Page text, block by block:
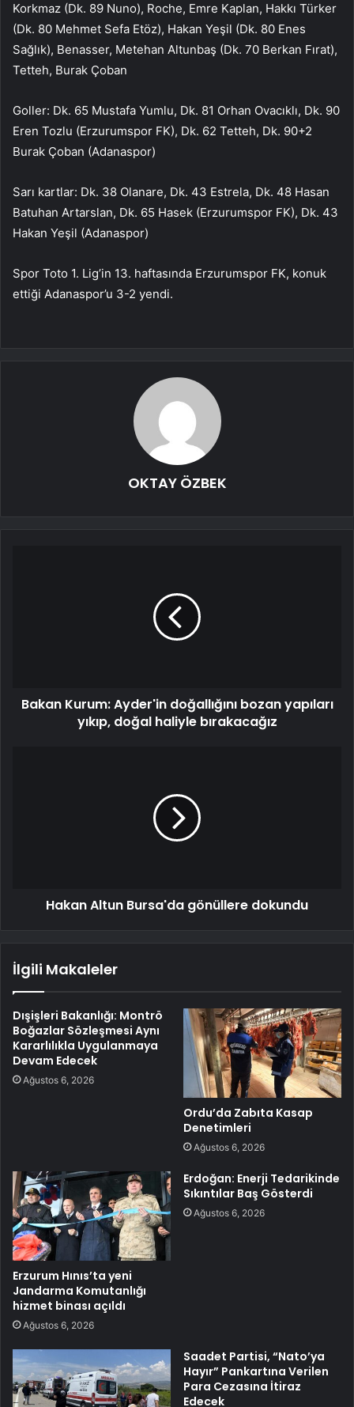
Korkmaz (Dk. 89 Nuno), Roche, Emre Kaplan, Hakkı Türker
(Dk. 80 Mehmet Sefa Etöz), Hakan Yeşil (Dk. 80 Enes
Sağlık), Benasser, Metehan Altunbaş (Dk. 70 Berkan Fırat),
Tetteh, Burak Çoban
Goller: Dk. 65 Mustafa Yumlu, Dk. 81 Orhan Ovacıklı, Dk. 90
Eren Tozlu (Erzurumspor FK), Dk. 62 Tetteh, Dk. 90+2
Burak Çoban (Adanaspor)
Sarı kartlar: Dk. 38 Olanare, Dk. 43 Estrela, Dk. 48 Hasan
Batuhan Artarslan, Dk. 65 Hasek (Erzurumspor FK), Dk. 43
Hakan Yeşil (Adanaspor)
Spor Toto 1. Lig’in 13. haftasında Erzurumspor FK, konuk
ettiği Adanaspor’u 3-2 yendi.
OKTAY ÖZBEK
Bakan Kurum: Ayder'in doğallığını bozan yapıları
yıkıp, doğal haliyle bırakacağız
Hakan Altun Bursa'da gönüllere dokundu
İlgili Makaleler
Dışişleri Bakanlığı: Montrö
Boğazlar Sözleşmesi Aynı
Kararlılıkla Uygulanmaya
Devam Edecek
Ağustos 6, 2026
Ordu’da Zabıta Kasap
Denetimleri
Ağustos 6, 2026
Erzurum Hınıs’ta yeni
Jandarma Komutanlığı
hizmet binası açıldı
Ağustos 6, 2026
Erdoğan: Enerji Tedarikinde
Sıkıntılar Baş Gösterdi
Ağustos 6, 2026
Saadet Partisi, “Nato’ya
Hayır” Pankartına Verilen
Para Cezasına İtiraz
Edecek